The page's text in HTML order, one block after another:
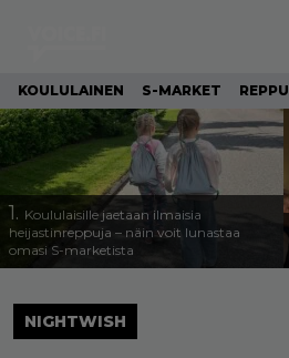
KOULULAINEN S-MARKET REPPU
1. Koululaisille jaetaan ilmaisia
heijastinreppuja – näin voit lunastaa
omasi S-marketista
NIGHTWISH